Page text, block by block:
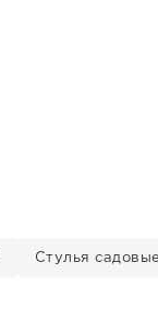
Стулья